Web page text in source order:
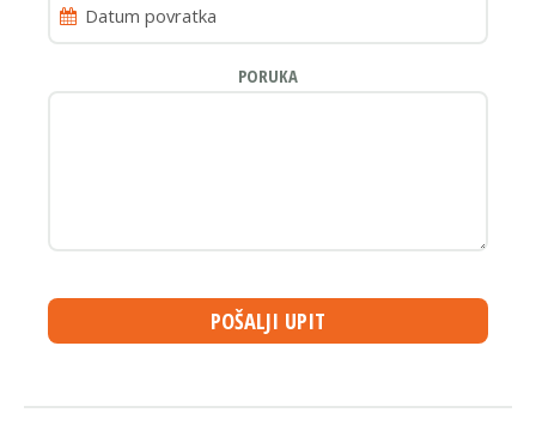
PORUKA
POŠALJI UPIT